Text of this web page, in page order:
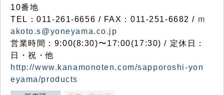
10番地
TEL：011-261-6656 / FAX：011-251-6682 / m
akoto.s@yoneyama.co.jp
営業時間：9:00(8:30)〜17:00(17:30) / 定休日：
日・祝・他
http://www.kanamonoten.com/sapporoshi-yon
eyama/products